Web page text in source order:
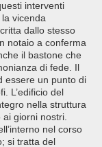
interventi
vicenda
dallo stesso
notaio a conferma
il bastone che
di fede. Il
essere un punto di
L’edificio del
nella struttura
ai giorni nostri.
nel corso
si tratta del